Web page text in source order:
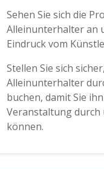
Sehen Sie sich die
Alleinunterhalter an
Eindruck vom
Stellen Sie sich
Alleinunterhalter
buchen, damit Sie
Veranstaltung durch
können.